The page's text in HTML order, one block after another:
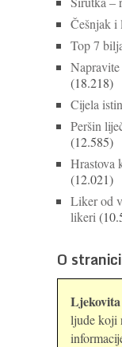
Češnjak i
Top 7
(18.218)
Cijela
Peršin
(12.585)
Hrastova
(12.021)
Liker od
likeri
O stranici
ljude koji